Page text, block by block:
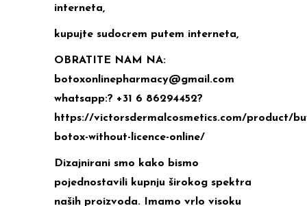
interneta,
kupujte sudocrem putem interneta,
OBRATITE NAM NA:
botoxonlinepharmacy@gmail.com
whatsapp:? +31 6 86294452?
https://victorsdermalcosmetics.com/product/
botox-without-licence-online/
Dizajnirani smo kako bismo
pojednostavili kupnju širokog spektra
naših proizvoda. Imamo vrlo visoku